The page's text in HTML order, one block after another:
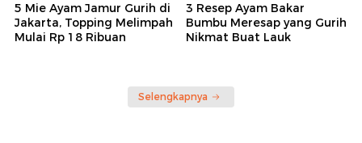
5 Mie Ayam Jamur Gurih di
Jakarta, Topping Melimpah
Mulai Rp 18 Ribuan
3 Resep Ayam Bakar
Bumbu Meresap yang Gurih
Nikmat Buat Lauk
Selengkapnya